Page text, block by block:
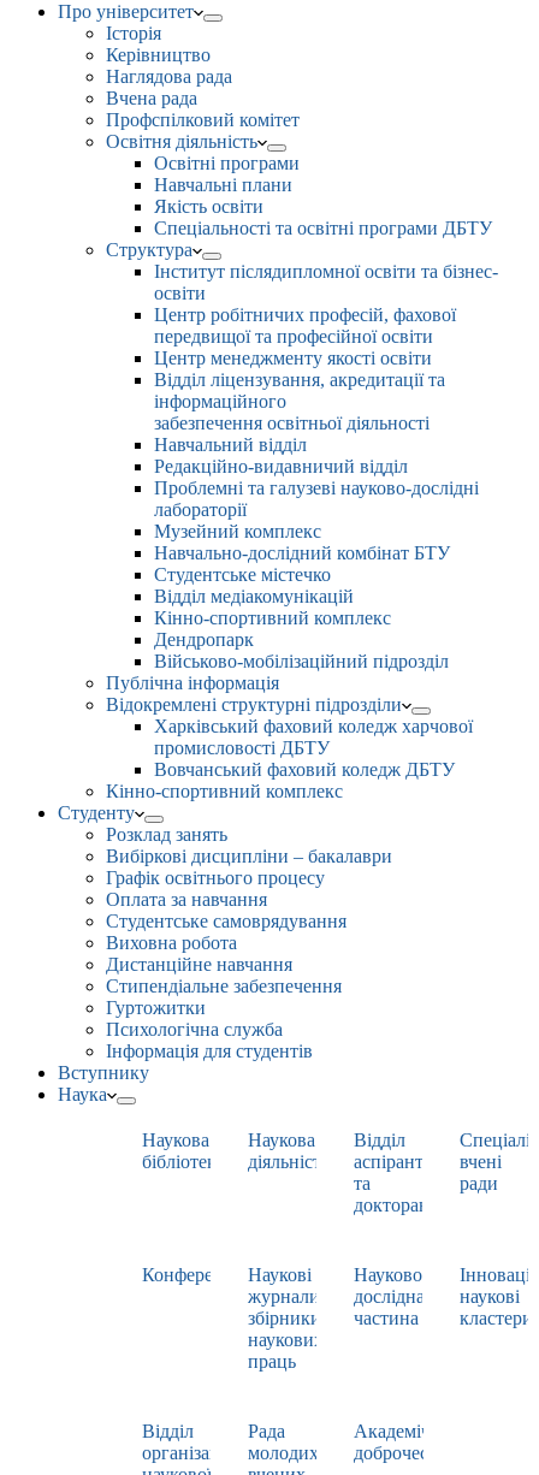
Про університет
Історія
Керівництво
Наглядова рада
Вчена рада
Профспілковий комітет
Освітня діяльність
Освітні програми
Навчальні плани
Якість освіти
Спеціальності та освітні програми ДБТУ
Структура
Інститут післядипломної освіти та бізнес-
освіти
Центр робітничих професій, фахової
передвищої та професійної освіти
Центр менеджменту якості освіти
Відділ ліцензування, акредитації та
інформаційного
забезпечення освітньої діяльності
Навчальний відділ
Редакційно-видавничий відділ
Проблемні та галузеві науково-дослідні
лабораторії
Музейний комплекс
Навчально-дослідний комбінат БТУ
Студентське містечко
Відділ медіакомунікацій
Кінно-спортивний комплекс
Дендропарк
Військово-мобілізаційний підрозділ
Публічна інформація
Відокремлені структурні підрозділи
Харківський фаховий коледж харчової
промисловості ДБТУ
Вовчанський фаховий коледж ДБТУ
Кінно-спортивний комплекс
Студенту
Розклад занять
Вибіркові дисципліни – бакалаври
Графік освітнього процесу
Оплата за навчання
Студентське самоврядування
Виховна робота
Дистанційне навчання
Стипендіальне забезпечення
Гуртожитки
Психологічна служба
Інформація для студентів
Вступнику
Наука
Наукова
бібліотека
Наукова
діяльність
Відділ
аспірантури
та
докторантури
вчені
ради
Конференції
Наукові
журнали,
збірники
наукових
праць
Науково-
дослідна
частина
наукові
кластери
Відділ
організації
Рада
молодих
Академічна
доброчесність